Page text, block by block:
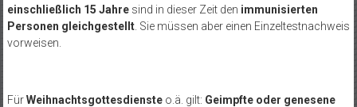
einschließlich 15 Jahresind in dieser Zeit den immunisierten
Personen gleichgestellt. Sie müssen aber einen Einzeltestnachweis
vorweisen.
FürWeihnachtsgottesdiensteo.ä. gilt: Geimpfte oder genesene